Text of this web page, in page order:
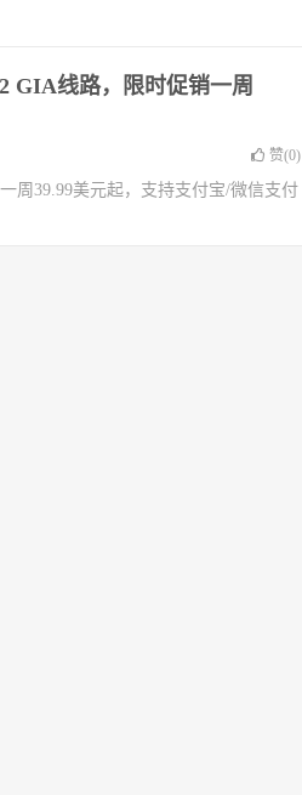
GIA线路，限时促销一周
赞(0)
周39.99美元起，支持支付宝/微信支付